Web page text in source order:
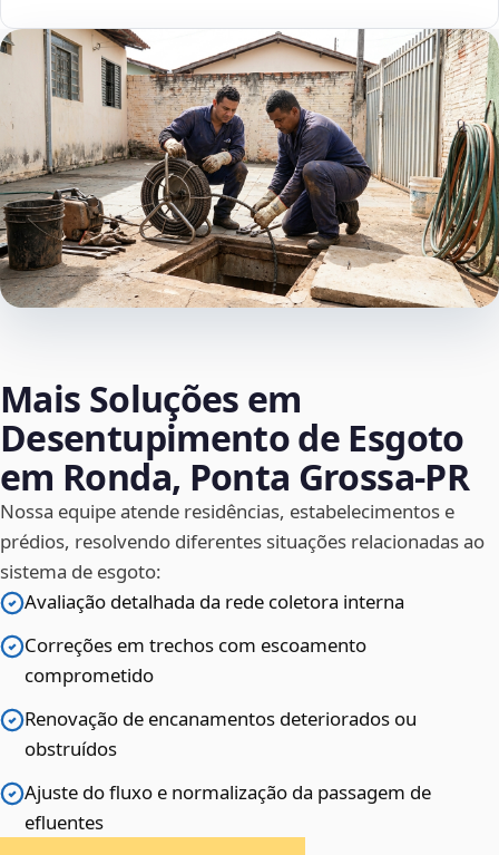
Mais Soluções em
Desentupimento de Esgoto
em Ronda, Ponta Grossa‑PR
Nossa equipe atende residências, estabelecimentos e
prédios, resolvendo diferentes situações relacionadas ao
sistema de esgoto:
Avaliação detalhada da rede coletora interna
Correções em trechos com escoamento
comprometido
Renovação de encanamentos deteriorados ou
obstruídos
Ajuste do fluxo e normalização da passagem de
efluentes